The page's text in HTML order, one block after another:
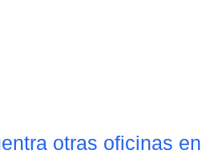
otras oficinas